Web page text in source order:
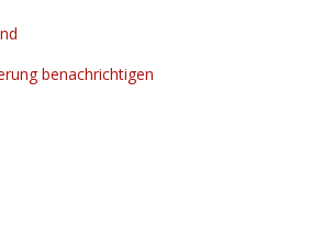
benachrichtigen